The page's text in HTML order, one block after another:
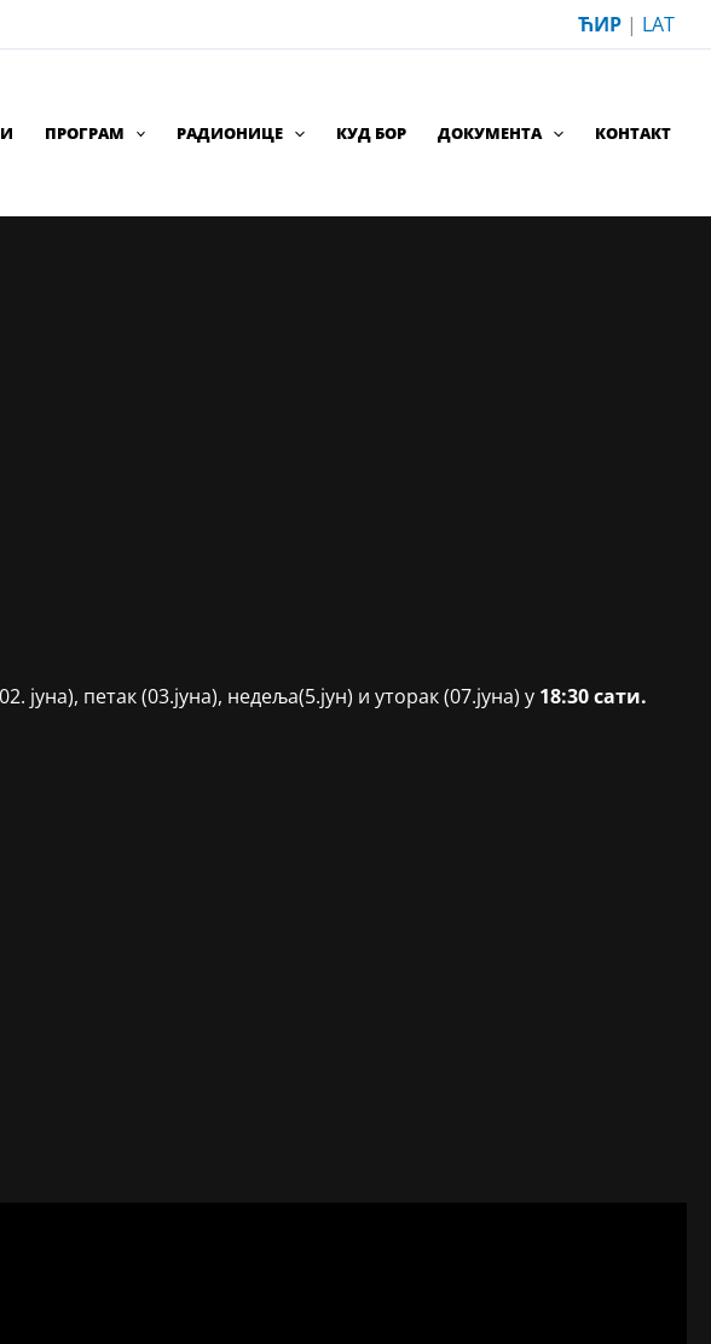
ЋИР | LAT
ПРОГРАМ РАДИОНИЦЕ КУД БОР ДОКУМЕНТА КОНТАКТ
петак (03.јуна), недеља(5.јун) и уторак (07.јуна) у 18:30 сати.